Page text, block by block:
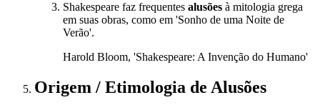
Shakespeare faz frequentes alusões à mitologia grega
em suas obras, como em 'Sonho de uma Noite de
Verão'.
Harold Bloom, 'Shakespeare: A Invenção do Humano'
Origem / Etimologia de Alusões